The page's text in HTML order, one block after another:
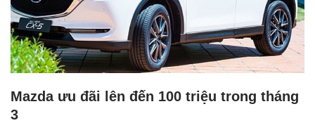
Mazda ưu đãi lên đến 100 triệu trong tháng
3